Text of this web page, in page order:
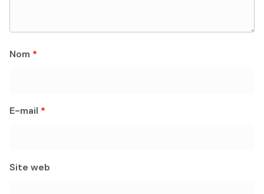
Nom *
E-mail *
Site web